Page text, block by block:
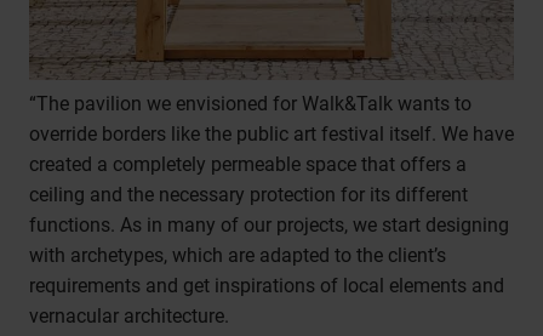
“The pavilion we envisioned for Walk&Talk wants to
override borders like the public art festival itself. We have
created a completely permeable space that offers a
ceiling and the necessary protection for its different
functions. As in many of our projects, we start designing
with archetypes, which are adapted to the client’s
requirements and get inspirations of local elements and
vernacular architecture.